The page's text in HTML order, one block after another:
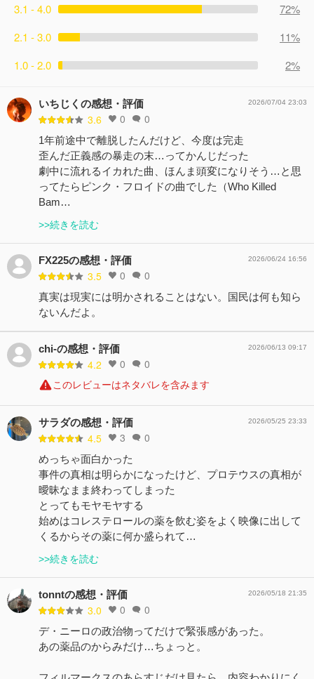
3.1 - 4.0
72%
2.1 - 3.0
11%
1.0 - 2.0
2%
いちじくの感想・評価
3.6 0 0
2026/07/04 23:03
1年前途中で離脱したんだけど、今度は完走
歪んだ正義感の暴走の末…ってかんじだった
劇中に流れるイカれた曲、ほんま頭変になりそう…と思
ってたらピンク・フロイドの曲でした（Who Killed
Bam…
>>続きを読む
FX225の感想・評価
3.5 0 0
2026/06/24 16:56
真実は現実には明かされることはない。国民は何も知ら
ないんだよ。
chi-の感想・評価
4.2 0 0
2026/06/13 09:17
このレビューはネタバレを含みます
サラダの感想・評価
4.5 3 0
2026/05/25 23:33
めっちゃ面白かった
事件の真相は明らかになったけど、プロテウスの真相が
曖昧なまま終わってしまった
とってもモヤモヤする
始めはコレステロールの薬を飲む姿をよく映像に出して
くるからその薬に何か盛られて…
>>続きを読む
tonntの感想・評価
3.0 0 0
2026/05/18 21:35
デ・ニーロの政治物ってだけで緊張感があった。
あの薬品のからみだけ…ちょっと。